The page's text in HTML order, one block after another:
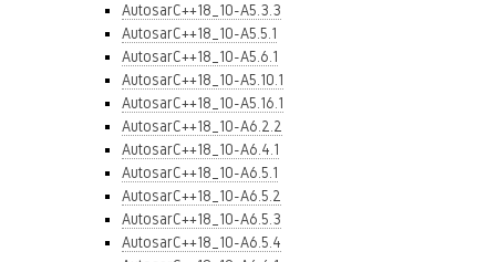
AutosarC++18_10-A5.3.3
AutosarC++18_10-A5.5.1
AutosarC++18_10-A5.6.1
AutosarC++18_10-A5.10.1
AutosarC++18_10-A5.16.1
AutosarC++18_10-A6.2.2
AutosarC++18_10-A6.4.1
AutosarC++18_10-A6.5.1
AutosarC++18_10-A6.5.2
AutosarC++18_10-A6.5.3
AutosarC++18_10-A6.5.4